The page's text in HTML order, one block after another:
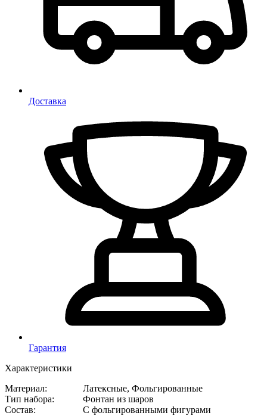
Доставка
Гарантия
Характеристики
Материал:
Латексные, Фольгированные
Тип набора:
Фонтан из шаров
Состав:
С фольгированными фигурами